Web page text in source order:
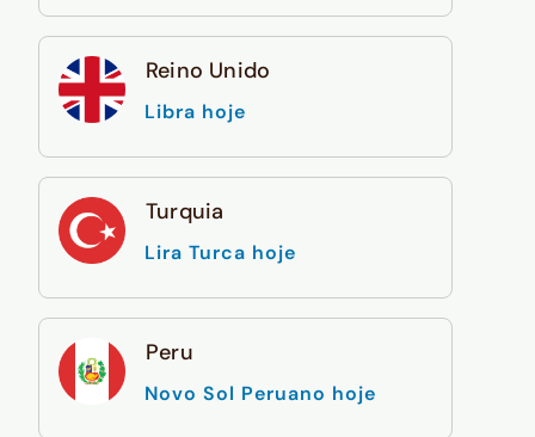
Reino Unido
Libra hoje
Turquia
Lira Turca hoje
Peru
Novo Sol Peruano hoje